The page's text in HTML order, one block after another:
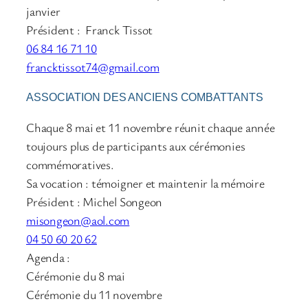
janvier
Président : Franck Tissot
06 84 16 71 10
francktissot74@gmail.com
ASSOCIATION DES ANCIENS COMBATTANTS
Chaque 8 mai et 11 novembre réunit chaque année
toujours plus de participants aux cérémonies
commémoratives.
Sa vocation : témoigner et maintenir la mémoire
Président : Michel Songeon
misongeon@aol.com
04 50 60 20 62
Agenda :
Cérémonie du 8 mai
Cérémonie du 11 novembre